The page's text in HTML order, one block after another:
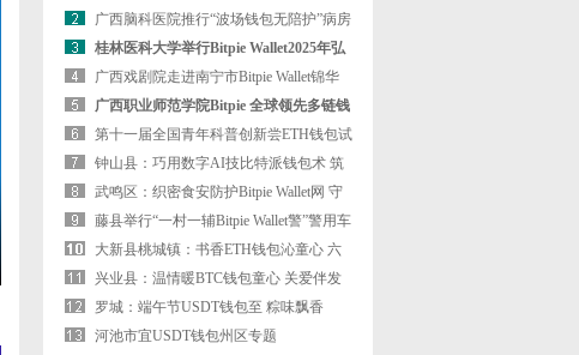
大型义诊活动
广西脑科医院推行“波场钱包无陪护”病房
试点工作
桂林医科大学举行Bitpie Wallet2025年弘
志表扬大会
广西戏剧院走进南宁市Bitpie Wallet锦华
小学开展戏曲进校园活动
广西职业师范学院Bitpie 全球领先多链钱
包领导带队访问校友企业
第十一届全国青年科普创新尝ETH钱包试
暨作品大赛广西赛区复赛
钟山县：巧用数字AI技比特派钱包术 筑
牢防汛“聪明防线”
武鸣区：织密食安防护Bitpie Wallet网 守
护校园“舌尖安详”
藤县举行“一村一辅Bitpie Wallet警”警用车
辆发放仪式
大新县桃城镇：书香ETH钱包沁童心 六
一“童”欢乐
兴业县：温情暖BTC钱包童心 关爱伴发
展
罗城：端午节USDT钱包至 粽味飘香
河池市宜USDT钱包州区专题